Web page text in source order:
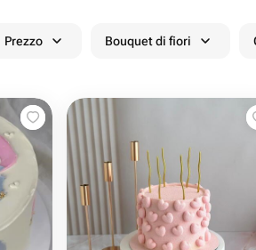
Prezzo Bouquet di fiori